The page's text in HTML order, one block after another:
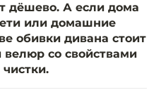
дёшево. А если дома
или домашние
обивки дивана стоит
со свойствами